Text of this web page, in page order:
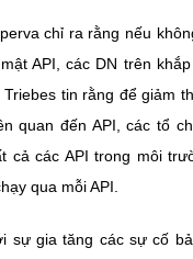
chỉ ra rằng nếu
API, các DN trên
tin rằng để giảm
quan đến API, các tổ
cả các API trong môi
qua mỗi API.
sự gia tăng các sự cố